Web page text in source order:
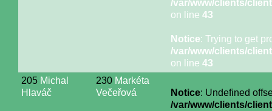
/var/www/clients/
on line 43
Notice: Trying to get
/var/www/clients/
on line 43
205 Michal
Hlaváč
230 Markéta
Večeřová
Notice: Undefined
/var/www/clients/